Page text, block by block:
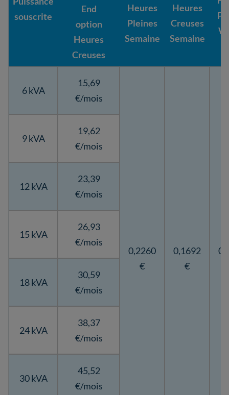
souscrite
End
option
Heures
Creuses
Heures
Pleines
Semaine
Heures
Creuses
Semaine
6 kVA
15,69
€/mois
0,2260
€
0,1692
€
9 kVA
19,62
€/mois
12 kVA
23,39
€/mois
15 kVA
26,93
€/mois
18 kVA
30,59
€/mois
24 kVA
38,37
€/mois
30 kVA
45,52
€/mois